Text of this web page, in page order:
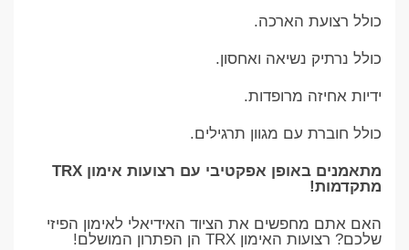
כולל רצועת הארכה.
כולל נרתיק נשיאה ואחסון.
ידיות אחיזה מרופדות.
כולל חוברת עם מגוון תרגילים.
מתאמנים באופן אפקטיבי עם רצועות אימון TRX
מתקדמות!
האם אתם מחפשים את הציוד האידיאלי לאימון הפיזי
שלכם? רצועות האימון TRX הן הפתרון המושלם!